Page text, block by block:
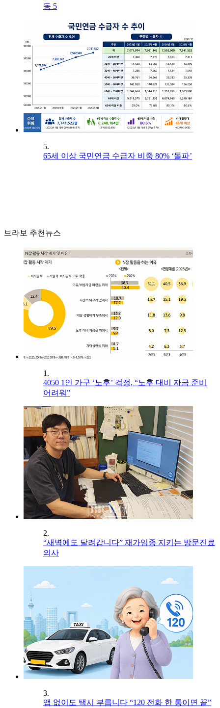
동 5
5.
65세 이상 국민연금 수급자 비중 80% ‘돌파’
브라보 추천뉴스
1.
4050 1인 가구 ‘노후’ 걱정, “노후 대비 자금 준비
어려워”
2.
“새벽에도 달려갑니다” 재가임종 지키는 방문진료
의사
3.
앱 없이도 택시 부릅니다 “120 전화 한 통이면 끝”